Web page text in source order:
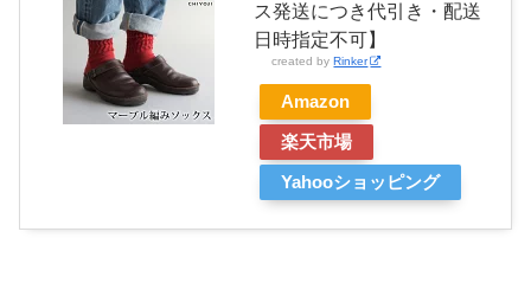
ス発送につき代引き・配送
日時指定不可】
created byRinker
Amazon
楽天市場
Yahooショッピング